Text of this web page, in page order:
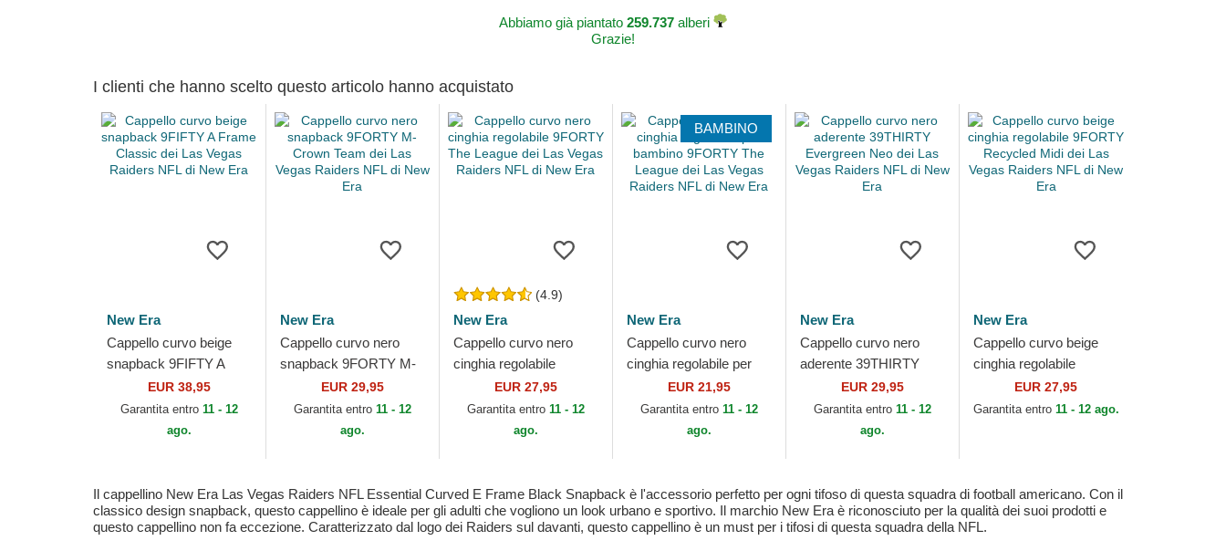
Abbiamo già piantato 259.737 alberi
Grazie!
I clienti che hanno scelto questo articolo hanno acquistato
New Era
Cappello curvo beige
snapback 9FIFTY A
Frame Classic dei Las
Vegas Raiders NFL di
EUR 38,95
Garantita entro 11 - 12
ago.
New Era
Cappello curvo nero
snapback 9FORTY M-
Crown Team dei Las
Vegas Raiders NFL di
EUR 29,95
Garantita entro 11 - 12
ago.
(4.9)
New Era
Cappello curvo nero
cinghia regolabile
9FORTY The League
dei Las Vegas Raiders
NFL di New Era
EUR 27,95
Garantita entro 11 - 12
ago.
BAMBINO
New Era
Cappello curvo nero
cinghia regolabile per
bambino 9FORTY The
League dei Las Vegas
Raiders NFL di...
EUR 21,95
Garantita entro 11 - 12
ago.
New Era
Cappello curvo nero
aderente 39THIRTY
Evergreen Neo dei Las
Vegas Raiders NFL di
EUR 29,95
Garantita entro 11 - 12
ago.
New Era
Cappello curvo beige
cinghia regolabile
9FORTY Recycled Midi
dei Las Vegas Raiders
EUR 27,95
Garantita entro 11 - 12 ago.
Il cappellino New Era Las Vegas Raiders NFL Essential Curved E Frame Black Snapback è l'accessorio perfetto per ogni tifoso di questa squadra di football americano. Con il
classico design snapback, questo cappellino è ideale per gli adulti che vogliono un look urbano e sportivo. Il marchio New Era è riconosciuto per la qualità dei suoi prodotti e
questo cappellino non fa eccezione. Caratterizzato dal logo dei Raiders sul davanti, questo cappellino è un must per i tifosi di questa squadra della NFL.